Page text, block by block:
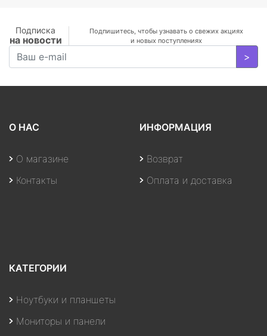
Speakers, 3Y, Black
Подписка
на новости
Подпишитесь, чтобы узнавать о свежих акциях
и новых поступлениях
>
О НАС
О магазине
Контакты
ИНФОРМАЦИЯ
Возврат
Оплата и доставка
КАТЕГОРИИ
Ноутбуки и планшеты
Мониторы и панели